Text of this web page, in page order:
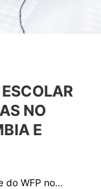
NO
E
do WFP no…